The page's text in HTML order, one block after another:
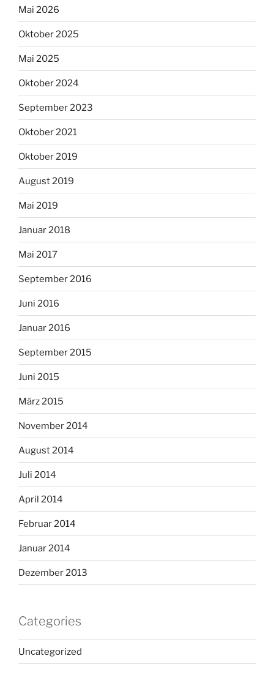
Mai 2026
Oktober 2025
Mai 2025
Oktober 2024
September 2023
Oktober 2021
Oktober 2019
August 2019
Mai 2019
Januar 2018
Mai 2017
September 2016
Juni 2016
Januar 2016
September 2015
Juni 2015
März 2015
November 2014
August 2014
Juli 2014
April 2014
Februar 2014
Januar 2014
Dezember 2013
Categories
Uncategorized